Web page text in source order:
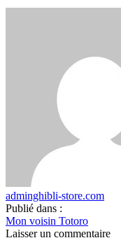
adminghibli-store.com
Publié dans :
Mon voisin Totoro
Laisser un commentaire